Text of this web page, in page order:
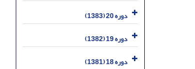
دوره 20 (1383)
دوره 19 (1382)
دوره 18 (1381)